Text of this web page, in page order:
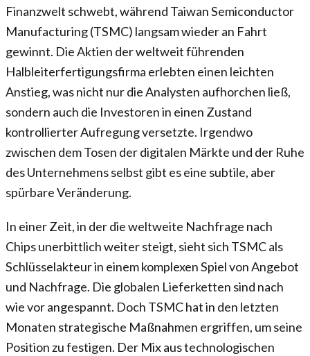
Finanzwelt schwebt, während Taiwan Semiconductor
Manufacturing (TSMC) langsam wieder an Fahrt
gewinnt. Die Aktien der weltweit führenden
Halbleiterfertigungsfirma erlebten einen leichten
Anstieg, was nicht nur die Analysten aufhorchen ließ,
sondern auch die Investoren in einen Zustand
kontrollierter Aufregung versetzte. Irgendwo
zwischen dem Tosen der digitalen Märkte und der Ruhe
des Unternehmens selbst gibt es eine subtile, aber
spürbare Veränderung.
In einer Zeit, in der die weltweite Nachfrage nach
Chips unerbittlich weiter steigt, sieht sich TSMC als
Schlüsselakteur in einem komplexen Spiel von Angebot
und Nachfrage. Die globalen Lieferketten sind nach
wie vor angespannt. Doch TSMC hat in den letzten
Monaten strategische Maßnahmen ergriffen, um seine
Position zu festigen. Der Mix aus technologischen